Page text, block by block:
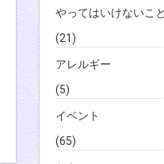
やってはいけないこと
(21)
アレルギー
(5)
イベント
(65)